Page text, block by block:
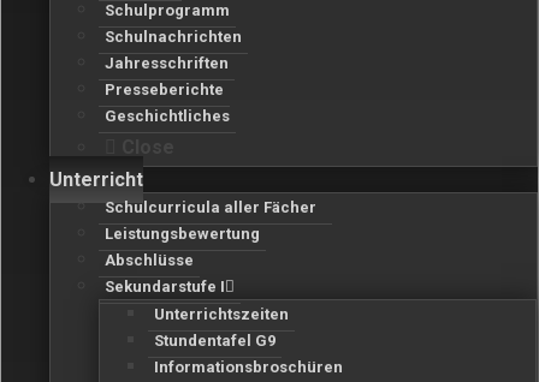
Schulprogramm
Schulnachrichten
Jahresschriften
Presseberichte
Geschichtliches
Unterricht
Schulcurricula aller Fächer
Leistungsbewertung
Abschlüsse
Sekundarstufe I
Unterrichtszeiten
Stundentafel G9
Informationsbroschüren